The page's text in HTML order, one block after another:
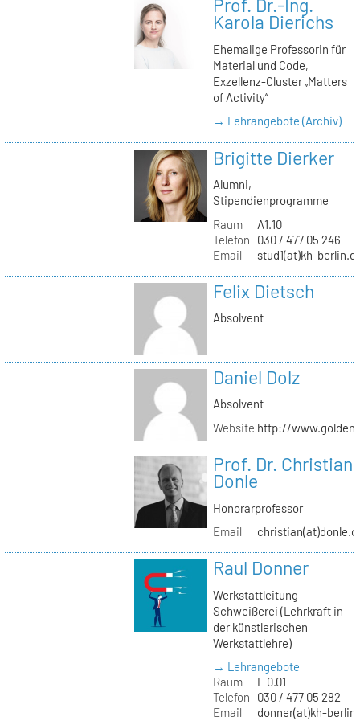
Prof. Dr.-Ing.
Karola Dierichs
Ehemalige Professorin für
Material und Code,
Exzellenz-Cluster „Matters
of Activity“
→ Lehrangebote (Archiv)
Brigitte Dierker
Alumni,
Stipendienprogramme
Raum
A1.10
Telefon
030 / 477 05 246
Email
stud1(at)kh-
Felix Dietsch
Absolvent
Daniel Dolz
Absolvent
Website http://
Prof. Dr. Christian
Donle
Honorarprofessor
Email
Raul Donner
Werkstattleitung
Schweißerei (Lehrkraft in
der künstlerischen
Werkstattlehre)
→ Lehrangebote
Raum
E 0.01
Telefon
030 / 477 05 282
Email
donner(at)kh-